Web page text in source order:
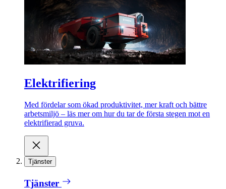
Elektrifiering
Med fördelar som ökad produktivitet, mer kraft och bättre
arbetsmiljö – läs mer om hur du tar de första stegen mot en
elektrifierad gruva.
Tjänster
Tjänster